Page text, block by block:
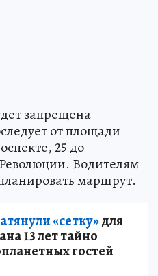
запрещена
от площади
25 до
Водителям
маршрут.
«сетку»для
13 лет тайно
гостей